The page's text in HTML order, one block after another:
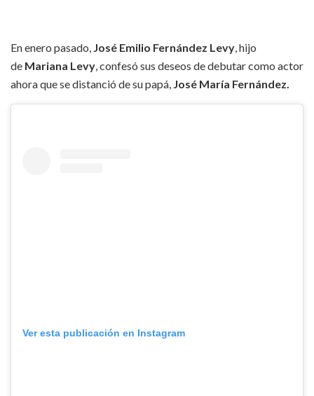
En enero pasado, José Emilio Fernández Levy , hijo
de Mariana Levy , confesó sus deseos de debutar como actor
ahora que se distanció de su papá, José María Fernández.
Ver esta publicación en Instagram